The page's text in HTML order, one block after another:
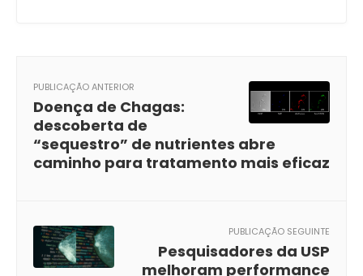
PUBLICAÇÃO ANTERIOR
Doença de Chagas:
descoberta de
“sequestro” de nutrientes abre
caminho para tratamento mais eficaz
PUBLICAÇÃO SEGUINTE
Pesquisadores da USP
melhoram performance